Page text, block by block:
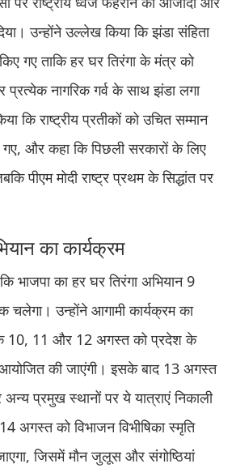
उन्होंने उल्लेख किया कि झंडा संहिता
गए ताकि हर घर तिरंगा के मंत्र को
नागरिक गर्व के साथ झंडा लगा
कि राष्ट्रीय प्रतीकों को उचित सम्मान
और कहा कि पिछली सरकारों के लिए
पीएम मोदी राष्ट्र प्रथम के सिद्धांत पर
का कार्यक्रम
भाजपा का हर घर तिरंगा अभियान 9
उन्होंने आगामी कार्यक्रम का
10, 11 और 12 अगस्त को प्रदेश के
आयोजित की जाएंगी। इसके बाद 13 अगस्त
प्रमुख स्थानों पर ये यात्राएं निकाली
अगस्त को विभाजन विभीषिका स्मृति
जिसमें मौन जुलूस और संगोष्ठियां